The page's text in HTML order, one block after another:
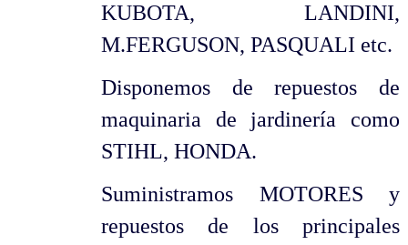
KUBOTA, LANDINI,
M.FERGUSON, PASQUALI etc.
Disponemos de repuestos de
maquinaria de jardinería como
STIHL, HONDA.
Suministramos MOTORES y
repuestos de los principales